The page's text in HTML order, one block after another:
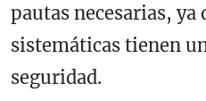
pautas necesarias, ya
sistemáticas tienen
seguridad.